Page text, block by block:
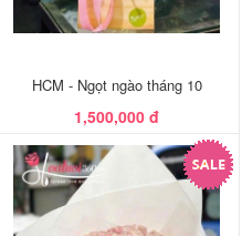
HCM - Ngọt ngào tháng 10
1,500,000 đ